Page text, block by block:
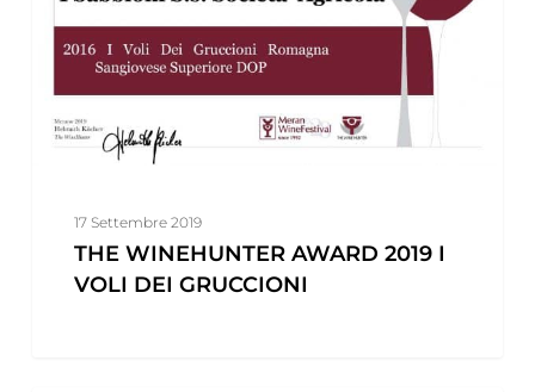
DEI
GRUCCIONI
17 Settembre 2019
THE WINEHUNTER AWARD 2019 I
VOLI DEI GRUCCIONI